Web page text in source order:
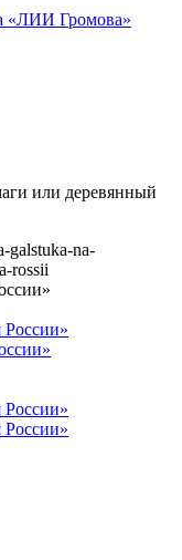
galstuka-na-
rossii